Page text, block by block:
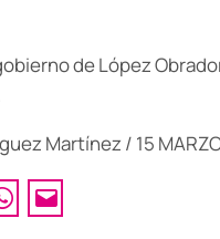
de López
Martínez / 15